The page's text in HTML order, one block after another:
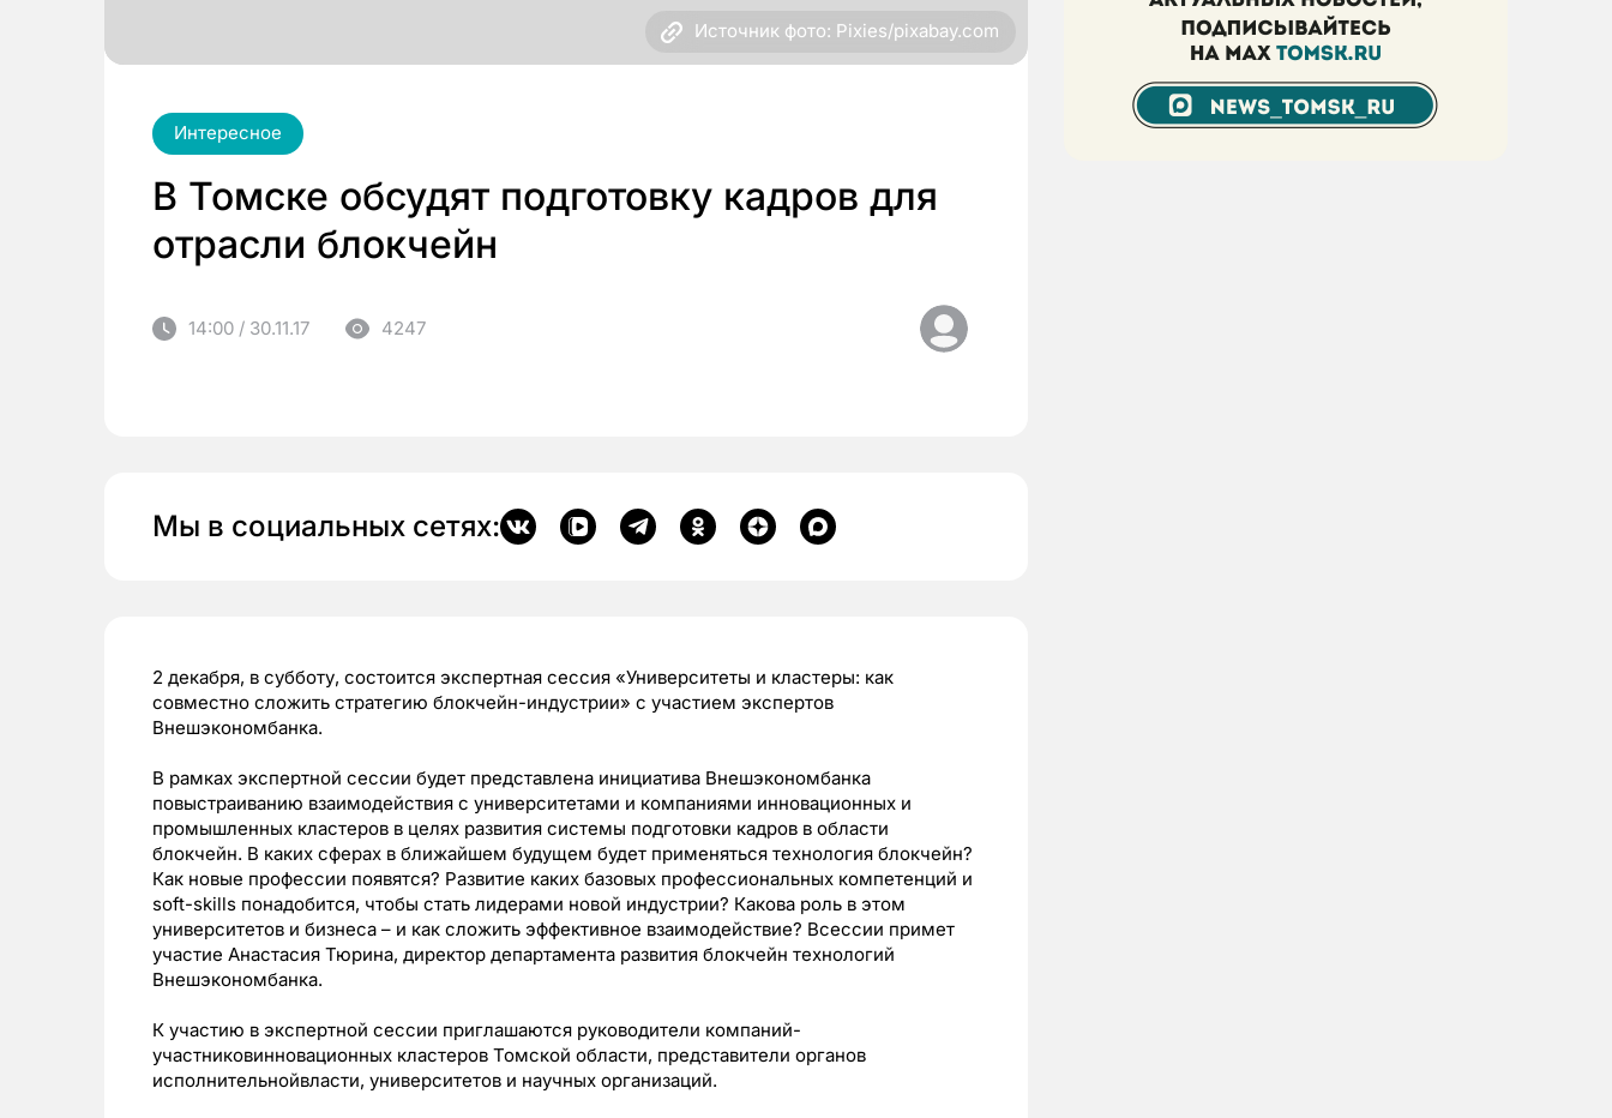
Источник фото: Pixies/pixabay.com
Интересное
В Томске обсудят подготовку кадров для
отрасли блокчейн
14:00 / 30.11.17 4247
Мы в социальных сетях:
2 декабря, в субботу, состоится экспертная сессия «Университеты и кластеры: как
совместно сложить стратегию блокчейн-индустрии» с участием экспертов
Внешэкономбанка.
В рамках экспертной сессии будет представлена инициатива Внешэкономбанка
повыстраиванию взаимодействия с университетами и компаниями инновационных и
промышленных кластеров в целях развития системы подготовки кадров в области
блокчейн. В каких сферах в ближайшем будущем будет применяться технология блокчейн?
Как новые профессии появятся? Развитие каких базовых профессиональных компетенций и
soft-skills понадобится, чтобы стать лидерами новой индустрии? Какова роль в этом
университетов и бизнеса – и как сложить эффективное взаимодействие? Всессии примет
участие Анастасия Тюрина, директор департамента развития блокчейн технологий
Внешэкономбанка.
К участию в экспертной сессии приглашаются руководители компаний-
участниковинновационных кластеров Томской области, представители органов
исполнительнойвласти, университетов и научных организаций.